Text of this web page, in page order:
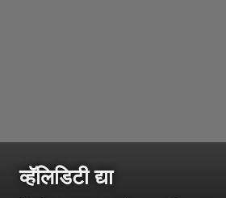
व्हॅलिडिटी द्या